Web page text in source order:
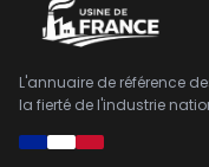
L'annuaire de référence
la fierté de l'industrie